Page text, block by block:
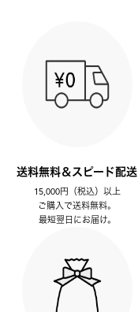
送料無料＆スピード配送
15,000円（税込）以上
ご購入で送料無料。
最短翌日にお届け。